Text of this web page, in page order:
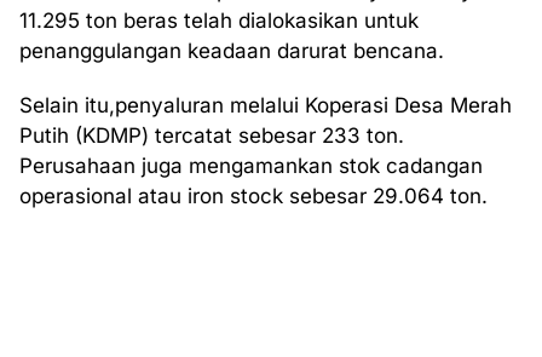
11.295 ton beras telah dialokasikan untuk
penanggulangan keadaan darurat bencana.
Selain itu,penyaluran melalui Koperasi Desa Merah
Putih (KDMP) tercatat sebesar 233 ton.
Perusahaan juga mengamankan stok cadangan
operasional atau iron stock sebesar 29.064 ton.